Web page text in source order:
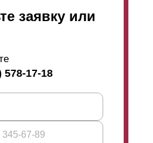
заявку или
578-17-18